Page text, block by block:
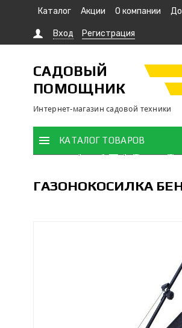
Каталог Акции О компании
Вход Регистрация
САДОВЫЙ
ПОМОЩНИК
Интернет-магазин садовой техники
КАТАЛОГ ТОВАРОВ
Продажа
ГАЗОНОКОСИЛКА